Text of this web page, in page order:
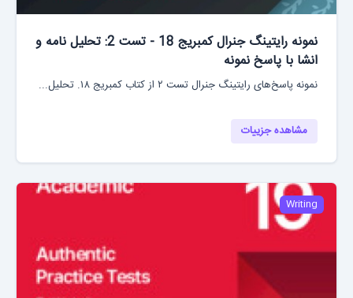
نمونه رایتینگ جنرال کمبریج 18 - تست 2: تحلیل نامه و
انشا با پاسخ نمونه
نمونه پاسخ‌های رایتینگ جنرال تست ۲ از کتاب کمبریج ۱۸. تحلیل...
مشاهده جزییات
Writing